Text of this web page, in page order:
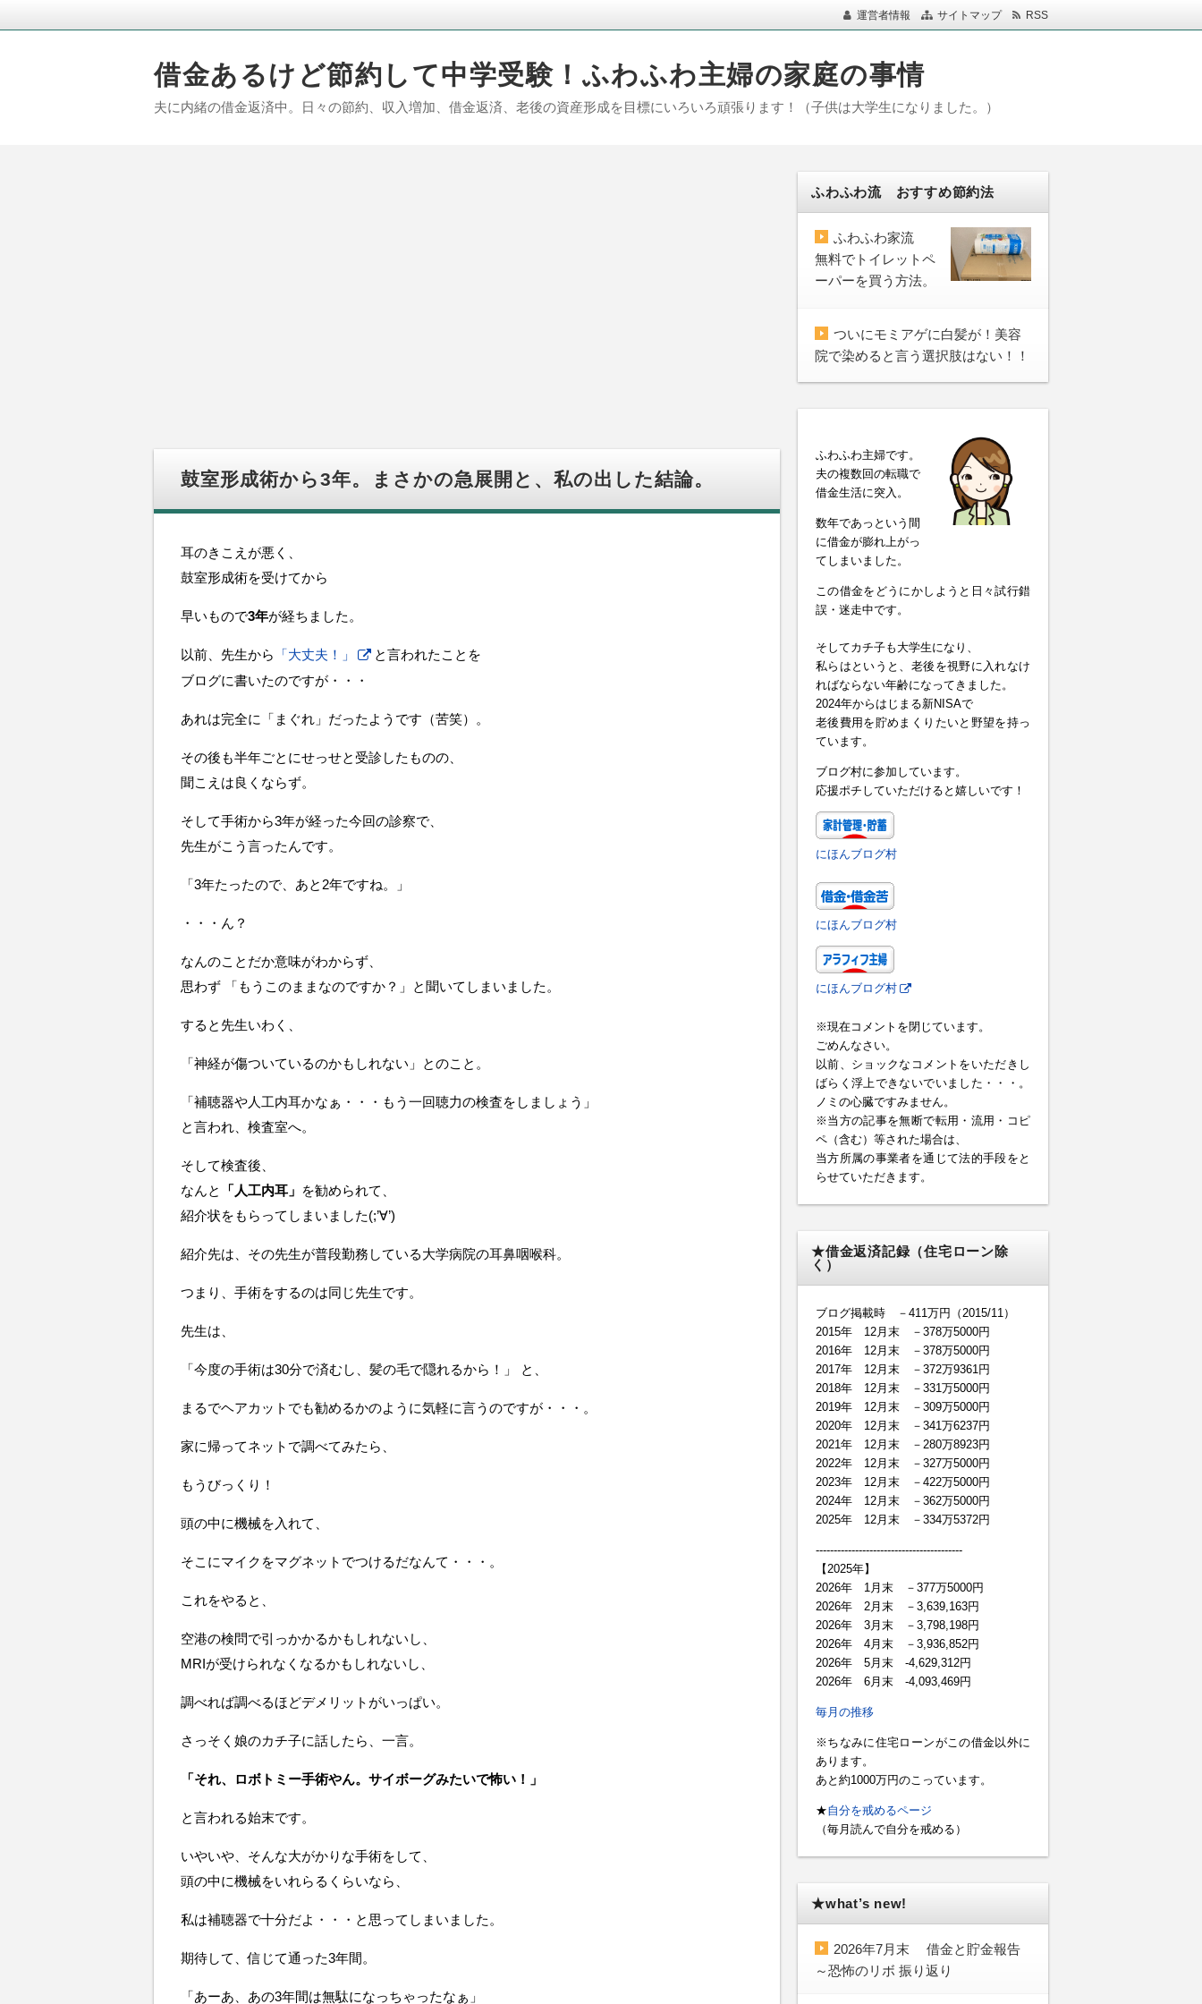
運営者情報 サイトマップ RSS
借金あるけど節約して中学受験！ふわふわ主婦の家庭の事情
夫に内緒の借金返済中。日々の節約、収入増加、借金返済、老後の資産形成を目標にいろいろ頑張ります！（子供は大学生になりました。）
鼓室形成術から3年。まさかの急展開と、私の出した結論。
耳のきこえが悪く、
鼓室形成術を受けてから
早いもので3年が経ちました。
以前、先生から 「大丈夫！」
と言われたことを
ブログに書いたのですが・・・
あれは完全に「まぐれ」だったようです（苦笑）。
その後も半年ごとにせっせと受診したものの、
聞こえは良くならず。
そして手術から3年が経った今回の診察で、
先生がこう言ったんです。
「3年たったので、あと2年ですね。」
・・・ん？
なんのことだか意味がわからず、
思わず 「もうこのままなのですか？」と聞いてしまいました。
すると先生いわく、
「神経が傷ついているのかもしれない」とのこと。
「補聴器や人工内耳かなぁ・・・もう一回聴力の検査をしましょう」
と言われ、検査室へ。
そして検査後、
なんと
「人工内耳」 を勧められて、
紹介状をもらってしまいました(;’∀’)
紹介先は、その先生が普段勤務している大学病院の耳鼻咽喉科。
つまり、手術をするのは同じ先生です。
先生は、
「今度の手術は30分で済むし、髪の毛で隠れるから！」 と、
まるでヘアカットでも勧めるかのように気軽に言うのですが・・・。
家に帰ってネットで調べてみたら、
もうびっくり！
頭の中に機械を入れて、
そこにマイクをマグネットでつけるだなんて・・・。
これをやると、
空港の検問で引っかかるかもしれないし、
MRIが受けられなくなるかもしれないし、
調べれば調べるほどデメリットがいっぱい。
さっそく娘のカチ子に話したら、一言。
「それ、ロボトミー手術やん。サイボーグみたいで怖い！」
と言われる始末です。
いやいや、そんな大がかりな手術をして、
頭の中に機械をいれらるくらいなら、
私は補聴器で十分だよ・・・と思ってしまいました。
期待して、信じて通った3年間。
「あーあ、あの3年間は無駄になっちゃったなぁ」
ふわふわ流 おすすめ節約法
ふわふわ家流
無料でトイレットペ
ーパーを買う方法。
ついにモミアゲに白髪が！美容
院で染めると言う選択肢はない！！
ふわふわ主婦です。
夫の複数回の転職で
借金生活に突入。
数年であっという間
に借金が膨れ上がっ
てしまいました。
この借金をどうにかしようと日々試行錯
誤・迷走中です。
そしてカチ子も大学生になり、
私らはというと、老後を視野に入れなけ
ればならない年齢になってきました。
2024年からはじまる新NISAで
老後費用を貯めまくりたいと野望を持っ
ています。
ブログ村に参加しています。
応援ポチしていただけると嬉しいです！
にほんブログ村
にほんブログ村
にほんブログ村
※現在コメントを閉じています。
ごめんなさい。
以前、ショックなコメントをいただきし
ばらく浮上できないでいました・・・。
ノミの心臓ですみません。
※当方の記事を無断で転用・流用・コピ
ペ（含む）等された場合は、
当方所属の事業者を通じて法的手段をと
らせていただきます。
★借金返済記録（住宅ローン除
く）
ブログ掲載時 －411万円（2015/11）
2015年 12月末 －378万5000円
2016年 12月末 －378万5000円
2017年 12月末 －372万9361円
2018年 12月末 －331万5000円
2019年 12月末 －309万5000円
2020年 12月末 －341万6237円
2021年 12月末 －280万8923円
2022年 12月末 －327万5000円
2023年 12月末 －422万5000円
2024年 12月末 －362万5000円
2025年 12月末 －334万5372円
-----------------------------------------
【2025年】
2026年 1月末 －377万5000円
2026年 2月末 －3,639,163円
2026年 3月末 －3,798,198円
2026年 4月末 －3,936,852円
2026年 5月末 -4,629,312円
2026年 6月末 -4,093,469円
毎月の推移
※ちなみに住宅ローンがこの借金以外に
あります。
あと約1000万円のこっています。
★自分を戒めるページ
（毎月読んで自分を戒める）
★what’s new!
2026年7月末 借金と貯金報告
～恐怖のリボ 振り返り